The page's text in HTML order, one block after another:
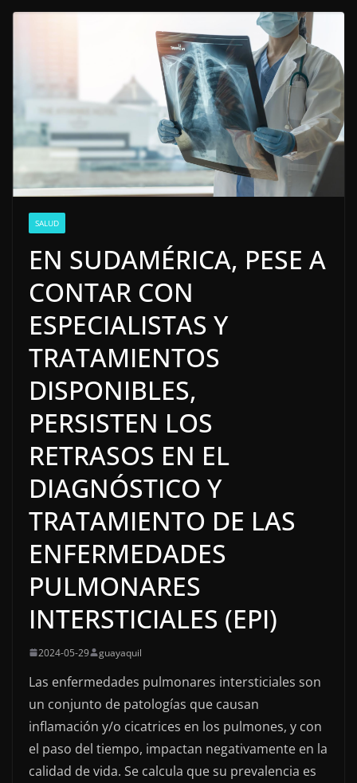
SALUD
EN SUDAMÉRICA, PESE A
CONTAR CON
ESPECIALISTAS Y
TRATAMIENTOS
DISPONIBLES,
PERSISTEN LOS
RETRASOS EN EL
DIAGNÓSTICO Y
TRATAMIENTO DE LAS
ENFERMEDADES
PULMONARES
INTERSTICIALES (EPI)
2024-05-29 guayaquil
Las enfermedades pulmonares intersticiales son
un conjunto de patologías que causan
inflamación y/o cicatrices en los pulmones, y con
el paso del tiempo, impactan negativamente en la
calidad de vida. Se calcula que su prevalencia es